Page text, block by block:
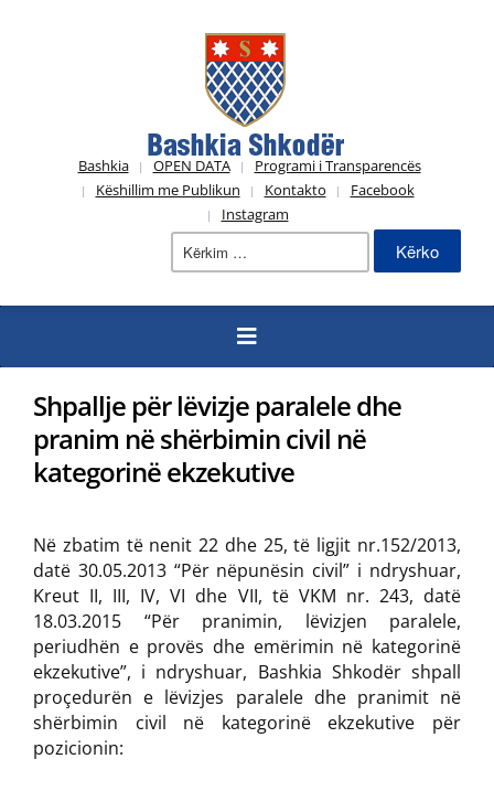
Bashkia OPEN DATA
Programi i Transparencës
Këshillim me Publikun
Kontakto
Facebook
Instagram
Kërko
Shpallje për lëvizje paralele dhe
pranim në shërbimin civil në
kategorinë ekzekutive
Në zbatim të nenit 22 dhe 25, të ligjit nr.152/2013,
datë 30.05.2013 “Për nëpunësin civil” i ndryshuar,
Kreut II, III, IV, VI dhe VII, të VKM nr. 243, datë
18.03.2015 “Për pranimin, lëvizjen paralele,
periudhën e provës dhe emërimin në kategorinë
ekzekutive”, i ndryshuar, Bashkia Shkodër shpall
proçedurën e lëvizjes paralele dhe pranimit në
shërbimin civil në kategorinë ekzekutive për
pozicionin: